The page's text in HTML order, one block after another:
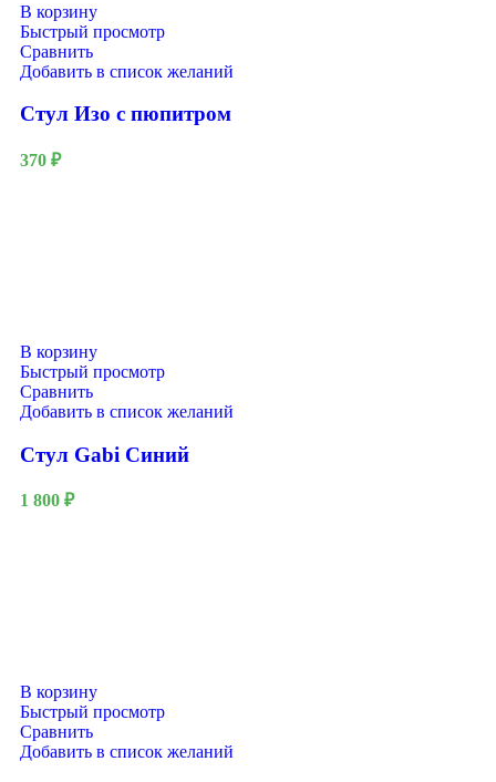
В корзину
Быстрый просмотр
Сравнить
Добавить в список желаний
Стул Изо с пюпитром
370 ₽
В корзину
Быстрый просмотр
Сравнить
Добавить в список желаний
Стул Gabi Синий
1 800 ₽
В корзину
Быстрый просмотр
Сравнить
Добавить в список желаний